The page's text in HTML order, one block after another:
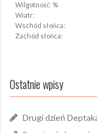
Wilgotność: %
Wiatr:
Wschód słońca:
Zachód słońca:
Ostatnie wpisy
Drugi dzień